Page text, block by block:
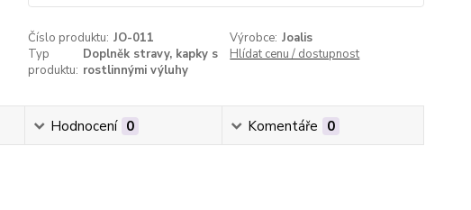
Číslo produktu: JO-011 Výrobce: Joalis
Typ
produktu:
Doplněk stravy, kapky s
rostlinnými výluhy
Hlídat cenu / dostupnost
Hodnocení 0 Komentáře 0